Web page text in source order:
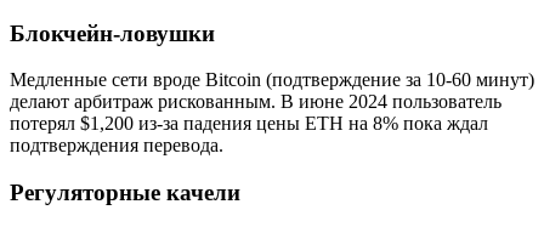
Блокчейн-ловушки
Медленные сети вроде Bitcoin (подтверждение за 10-60 минут)
делают арбитраж рискованным. В июне 2024 пользователь
потерял $1,200 из-за падения цены ETH на 8% пока ждал
подтверждения перевода.
Регуляторные качели